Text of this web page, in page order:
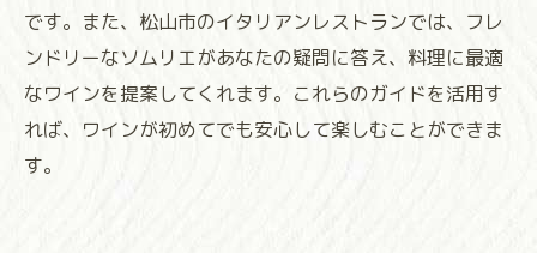
です。また、松山市のイタリアンレストランでは、フレ
ンドリーなソムリエがあなたの疑問に答え、料理に最適
なワインを提案してくれます。これらのガイドを活用す
れば、ワインが初めてでも安心して楽しむことができま
す。